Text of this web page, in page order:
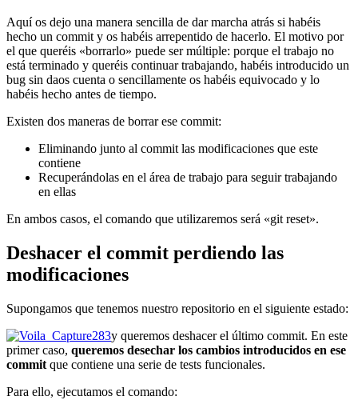
Aquí os dejo una manera sencilla de dar marcha atrás si habéis
hecho un commit y os habéis arrepentido de hacerlo. El motivo por
el que queréis «borrarlo» puede ser múltiple: porque el trabajo no
está terminado y queréis continuar trabajando, habéis introducido un
bug sin daos cuenta o sencillamente os habéis equivocado y lo
habéis hecho antes de tiempo.
Existen dos maneras de borrar ese commit:
Eliminando junto al commit las modificaciones que este
contiene
Recuperándolas en el área de trabajo para seguir trabajando
en ellas
En ambos casos, el comando que utilizaremos será «git reset».
Deshacer el commit perdiendo las
modificaciones
Supongamos que tenemos nuestro repositorio en el siguiente estado:
y queremos deshacer el último commit. En este
primer caso, queremos desechar los cambios introducidos en ese
commit que contiene una serie de tests funcionales.
Para ello, ejecutamos el comando: